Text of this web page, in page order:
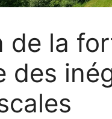
de la
des